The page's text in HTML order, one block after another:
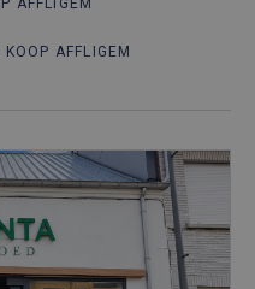
AFFLIGEM
AFFLIGEM